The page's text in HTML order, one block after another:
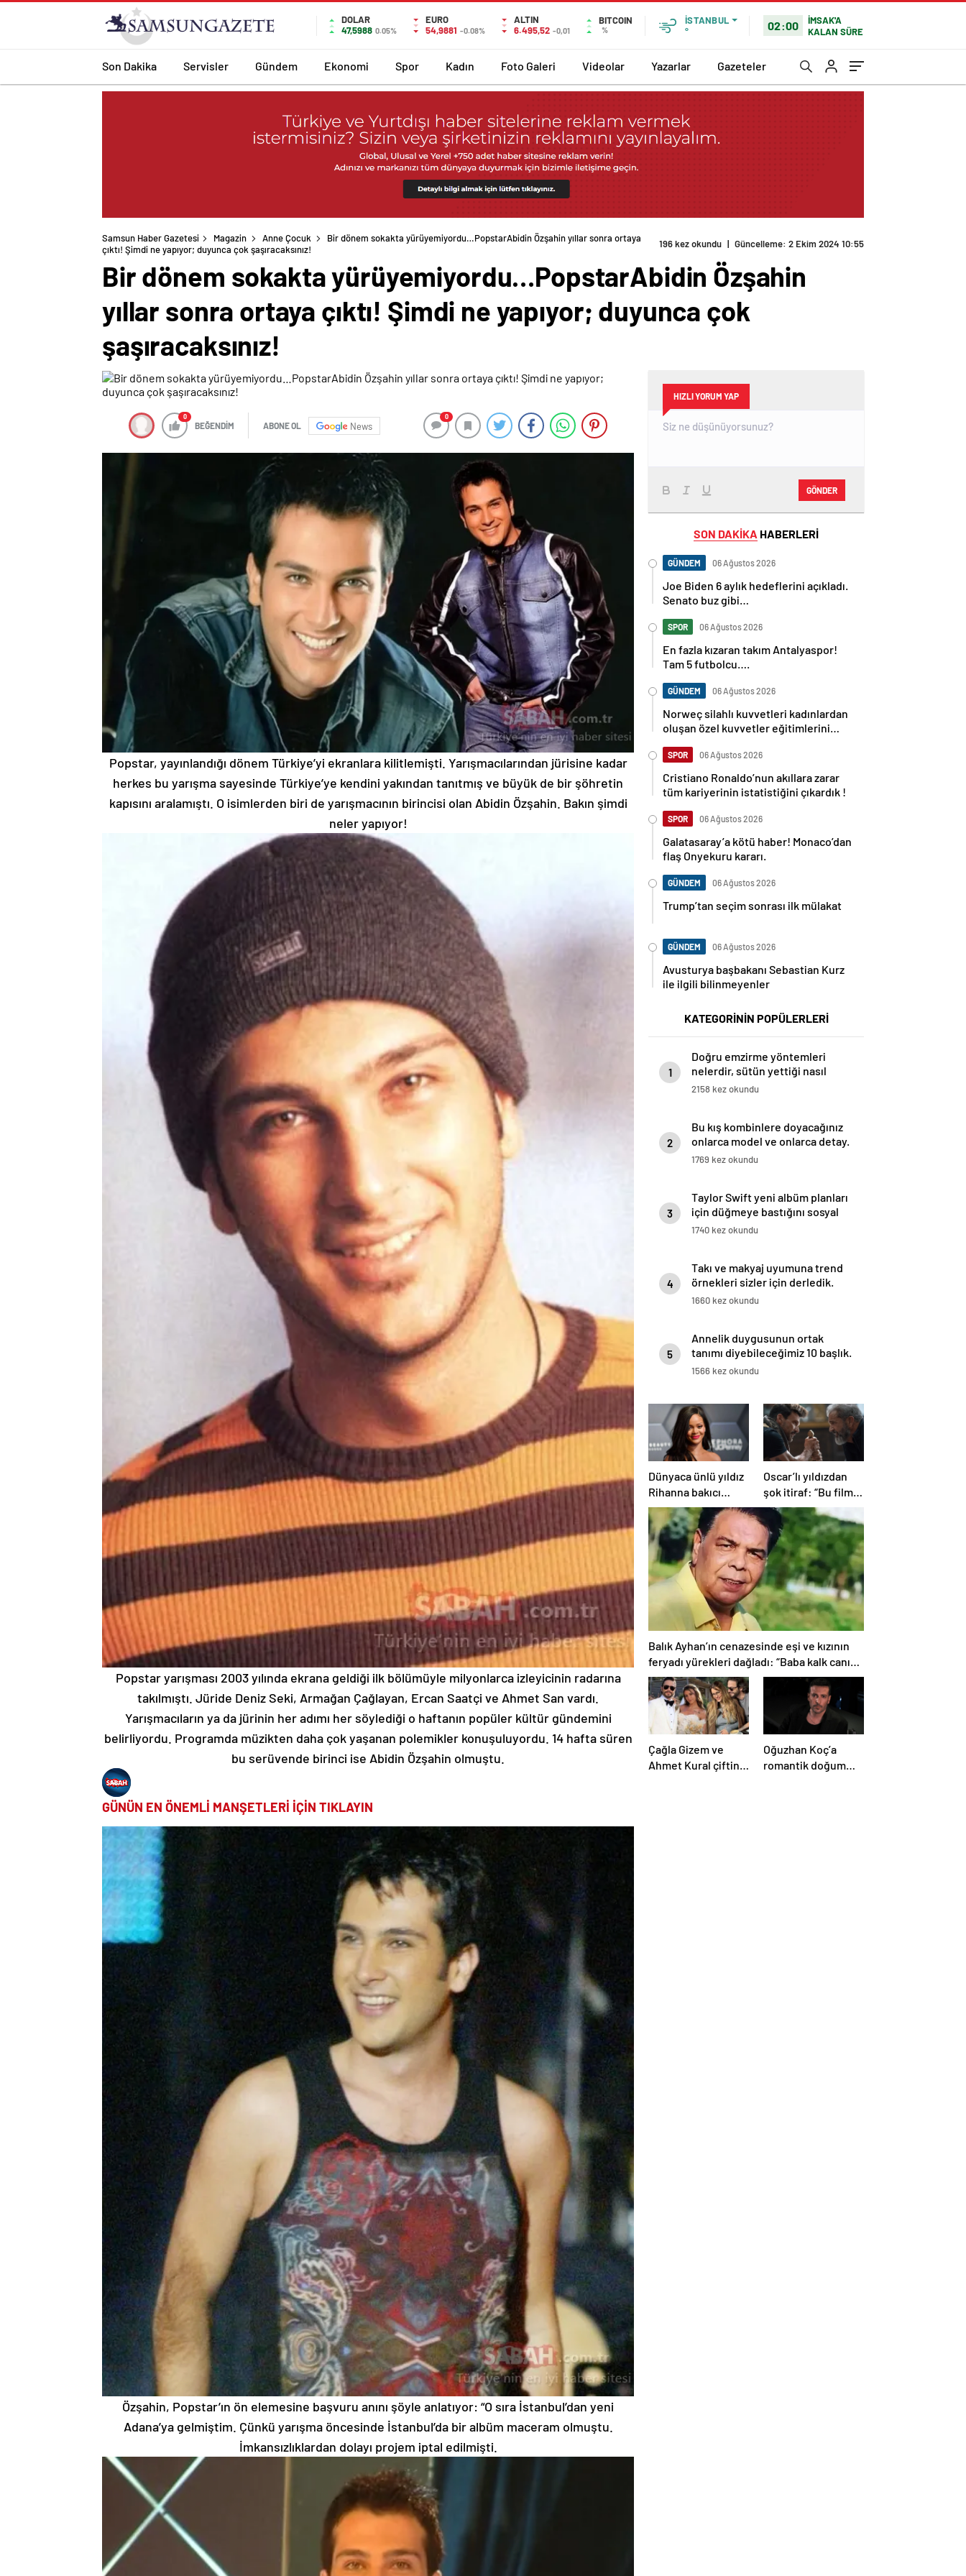
DOLAR
47,5988 0.05%
EURO
54,9881 -0.08%
ALTIN
6.495,52 -0,01
BITCOIN
%
İSTANBUL
°
02:00
İMSAK'A
KALAN SÜRE
Son Dakika Servisler Gündem Ekonomi Spor Kadın Foto Galeri Videolar Yazarlar Gazeteler
Samsun Haber Gazetesi Magazin Anne Çocuk
Bir dönem sokakta yürüyemiyordu…PopstarAbidin Özşahin yıllar sonra ortaya
çıktı! Şimdi ne yapıyor; duyunca çok şaşıracaksınız!
196 kez okundu | Güncelleme: 2 Ekim 2024 10:55
Bir dönem sokakta yürüyemiyordu…PopstarAbidin Özşahin
yıllar sonra ortaya çıktı! Şimdi ne yapıyor; duyunca çok
şaşıracaksınız!
0
BEĞENDİM ABONE OL News
0
Popstar, yayınlandığı dönem Türkiye’yi ekranlara kilitlemişti. Yarışmacılarından jürisine kadar
herkes bu yarışma sayesinde Türkiye’ye kendini yakından tanıtmış ve büyük de bir şöhretin
kapısını aralamıştı. O isimlerden biri de yarışmacının birincisi olan Abidin Özşahin. Bakın şimdi
neler yapıyor!
Popstar yarışması 2003 yılında ekrana geldiği ilk bölümüyle milyonlarca izleyicinin radarına
takılmıştı. Jüride Deniz Seki, Armağan Çağlayan, Ercan Saatçi ve Ahmet San vardı.
Yarışmacıların ya da jürinin her adımı her söylediği o haftanın popüler kültür gündemini
belirliyordu. Programda müzikten daha çok yaşanan polemikler konuşuluyordu. 14 hafta süren
bu serüvende birinci ise Abidin Özşahin olmuştu.
GÜNÜN EN ÖNEMLİ MANŞETLERİ İÇİN TIKLAYIN
Özşahin, Popstar’ın ön elemesine başvuru anını şöyle anlatıyor: “O sıra İstanbul’dan yeni
Adana’ya gelmiştim. Çünkü yarışma öncesinde İstanbul’da bir albüm maceram olmuştu.
İmkansızlıklardan dolayı projem iptal edilmişti.
HIZLI YORUM YAP
GÖNDER
SON DAKİKA HABERLERİ
GÜNDEM 06 Ağustos 2026
Joe Biden 6 aylık hedeflerini açıkladı.
Senato buz gibi…
SPOR 06 Ağustos 2026
En fazla kızaran takım Antalyaspor!
Tam 5 futbolcu….
GÜNDEM 06 Ağustos 2026
Norweç silahlı kuvvetleri kadınlardan
oluşan özel kuvvetler eğitimlerini
SPOR 06 Ağustos 2026
Cristiano Ronaldo’nun akıllara zarar
tüm kariyerinin istatistiğini çıkardık !
SPOR 06 Ağustos 2026
Galatasaray’a kötü haber! Monaco’dan
flaş Onyekuru kararı.
GÜNDEM 06 Ağustos 2026
Trump’tan seçim sonrası ilk mülakat
GÜNDEM 06 Ağustos 2026
Avusturya başbakanı Sebastian Kurz
ile ilgili bilinmeyenler
KATEGORİNİN POPÜLERLERİ
1
Doğru emzirme yöntemleri
nelerdir, sütün yettiği nasıl
anlaşılır?
2158 kez okundu
2
Bu kış kombinlere doyacağınız
onlarca model ve onlarca detay.
1769 kez okundu
3
Taylor Swift yeni albüm planları
için düğmeye bastığını sosyal
medyadan duyurdu!
1740 kez okundu
4
Takı ve makyaj uyumuna trend
örnekleri sizler için derledik.
1660 kez okundu
5
Annelik duygusunun ortak
tanımı diyebileceğimiz 10 başlık.
1566 kez okundu
Dünyaca ünlü yıldız
Rihanna bakıcı
sorusuna öyle bir
yanıt verdi ki! “35 yıl
boyunca…”
Oscar’lı yıldızdan
şok itiraf: “Bu film
asla
yayınlanmamalıydı!”
Balık Ayhan’ın cenazesinde eşi ve kızının
feryadı yürekleri dağladı: “Baba kalk canım
yanıyor!”
Çağla Gizem ve
Ahmet Kural çiftinin
Oğuzhan Koç’a
romantik doğum